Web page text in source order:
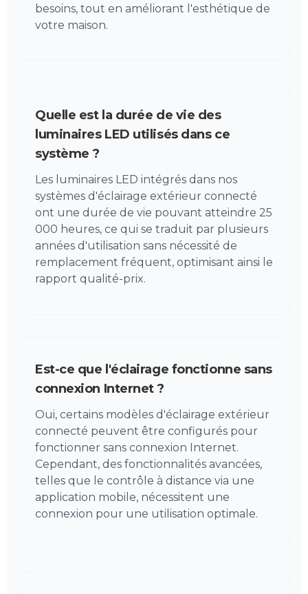
besoins, tout en améliorant l'esthétique de
votre maison.
Quelle est la durée de vie des
luminaires LED utilisés dans ce
système ?
Les luminaires LED intégrés dans nos
systèmes d'éclairage extérieur connecté
ont une durée de vie pouvant atteindre 25
000 heures, ce qui se traduit par plusieurs
années d'utilisation sans nécessité de
remplacement fréquent, optimisant ainsi le
rapport qualité-prix.
Est-ce que l'éclairage fonctionne sans
connexion Internet ?
Oui, certains modèles d'éclairage extérieur
connecté peuvent être configurés pour
fonctionner sans connexion Internet.
Cependant, des fonctionnalités avancées,
telles que le contrôle à distance via une
application mobile, nécessitent une
connexion pour une utilisation optimale.